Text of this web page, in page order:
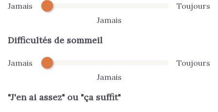
Jamais
Toujours
Jamais
Difficultés de sommeil
Jamais
Toujours
Jamais
"J'en ai assez" ou "ça suffit"